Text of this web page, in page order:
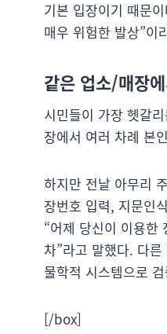
기본 입장이기 때문
매우 위험한 발상”이
같은 업소/매장
시민들이 가장 헷갈
장에서 여러 차례 본
하지만 전날 아무리
장번호 입력, 지문인
“어제 당신이 이용한
차”라고 말했다. 다
물학적 시스템으로
[/box]